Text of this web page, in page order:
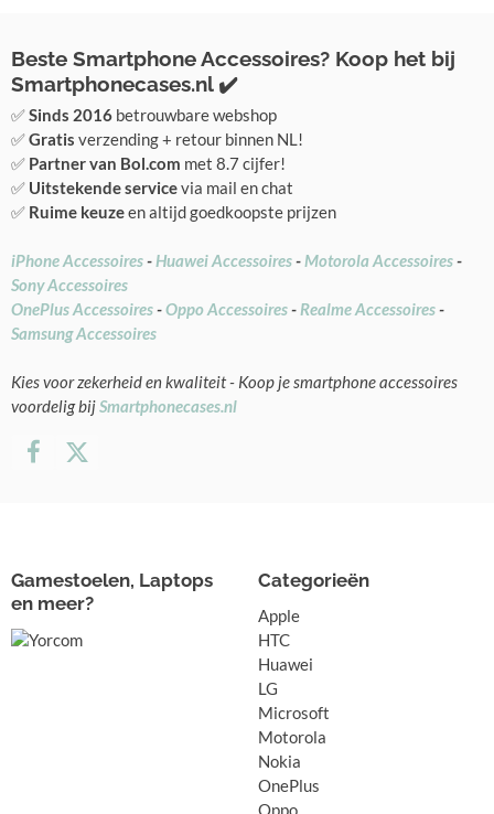
Beste Smartphone Accessoires? Koop het bij
Smartphonecases.nl ✔️
✅Sinds 2016 betrouwbare webshop
✅Gratis verzending + retour binnen NL!
✅ Partner van Bol.com met 8.7 cijfer!
✅ Uitstekende servicevia mail en chat
✅ Ruime keuzeen altijd goedkoopste prijzen
iPhone Accessoires-Huawei Accessoires-Motorola Accessoires-
Sony Accessoires
OnePlus Accessoires-Oppo Accessoires- Realme Accessoires-
Samsung Accessoires
Kies voor zekerheid en kwaliteit - Koop je smartphone accessoires
voordelig bijSmartphonecases.nl
Categorieën
Apple
HTC
Huawei
LG
Microsoft
Motorola
Nokia
OnePlus
Oppo
Gamestoelen, Laptops
en meer?